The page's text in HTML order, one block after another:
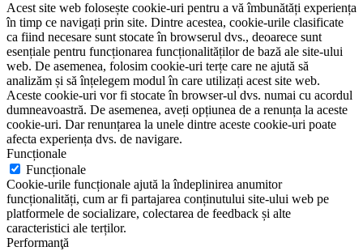
Acest site web folosește cookie-uri pentru a vă îmbunătăți experiența
în timp ce navigați prin site. Dintre acestea, cookie-urile clasificate
ca fiind necesare sunt stocate în browserul dvs., deoarece sunt
esențiale pentru funcționarea funcționalităților de bază ale site-ului
web. De asemenea, folosim cookie-uri terțe care ne ajută să
analizăm și să înțelegem modul în care utilizați acest site web.
Aceste cookie-uri vor fi stocate în browser-ul dvs. numai cu acordul
dumneavoastră. De asemenea, aveți opțiunea de a renunța la aceste
cookie-uri. Dar renunțarea la unele dintre aceste cookie-uri poate
afecta experiența dvs. de navigare.
Funcționale
Funcționale
Cookie-urile funcționale ajută la îndeplinirea anumitor
funcționalități, cum ar fi partajarea conținutului site-ului web pe
platformele de socializare, colectarea de feedback și alte
caracteristici ale terților.
Performanţă